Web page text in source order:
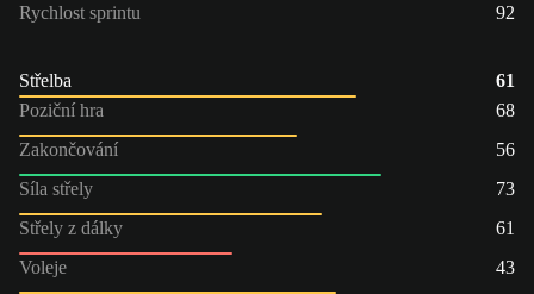
Rychlost sprintu
92
Střelba
61
Poziční hra
68
Zakončování
56
Síla střely
73
Střely z dálky
61
Voleje
43